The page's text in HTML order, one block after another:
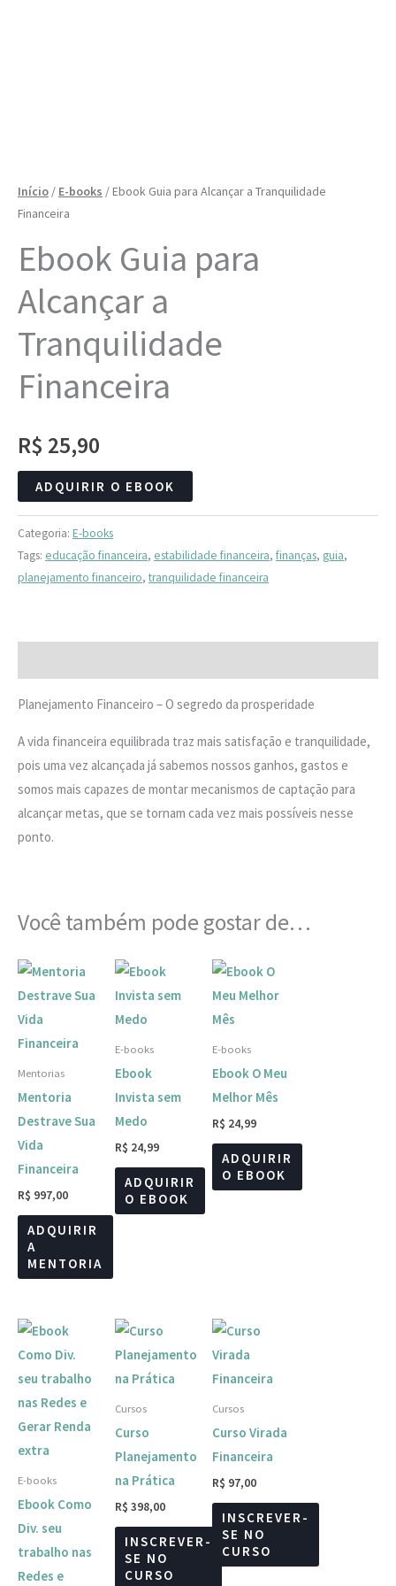
Início / E-books / Ebook Guia para Alcançar a Tranquilidade
Financeira
Ebook Guia para
Alcançar a
Tranquilidade
Financeira
R$ 25,90
ADQUIRIR O EBOOK
Categoria: E-books
Tags: educação financeira, estabilidade financeira, finanças, guia,
planejamento financeiro, tranquilidade financeira
Planejamento Financeiro – O segredo da prosperidade
A vida financeira equilibrada traz mais satisfação e tranquilidade,
pois uma vez alcançada já sabemos nossos ganhos, gastos e
somos mais capazes de montar mecanismos de captação para
alcançar metas, que se tornam cada vez mais possíveis nesse
ponto.
Você também pode gostar de…
Mentorias
Mentoria
Destrave Sua
Vida
Financeira
R$ 997,00
ADQUIRIR
A
MENTORIA
E-books
Ebook
Invista sem
Medo
R$ 24,99
ADQUIRIR
O EBOOK
E-books
Ebook O Meu
Melhor Mês
R$ 24,99
ADQUIRIR
O EBOOK
E-books
Ebook Como
Div. seu
trabalho nas
Redes e
Cursos
Curso
Planejamento
na Prática
R$ 398,00
INSCREVER-
SE NO
CURSO
Cursos
Curso Virada
Financeira
R$ 97,00
INSCREVER-
SE NO
CURSO